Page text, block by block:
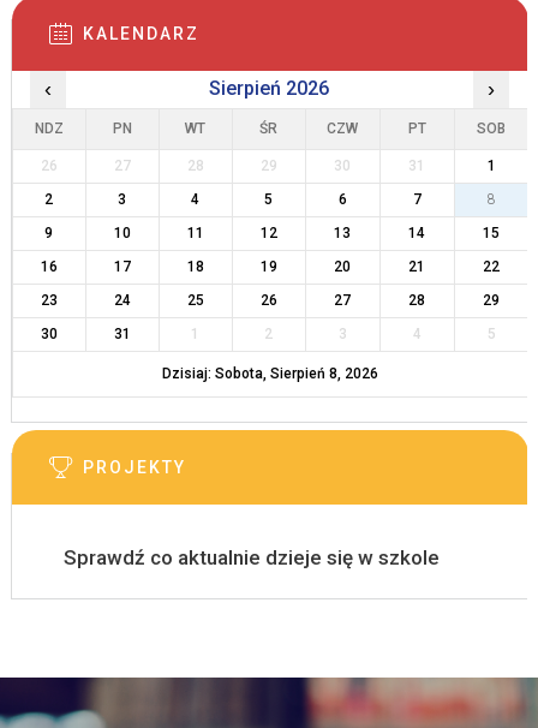
KALENDARZ
‹ Sierpień 2026 ›
NDZ PN WT ŚR CZW PT SOB
26 27 28 29 30 31
1
2
3 4 5 6 7
8
9
10 11 12 13 14
15
16
17 18 19 20 21
22
23
24 25 26 27 28
29
30
31 1 2 3 4 5
Dzisiaj: Sobota, Sierpień 8, 2026
PROJEKTY
Sprawdź co aktualnie dzieje się w szkole